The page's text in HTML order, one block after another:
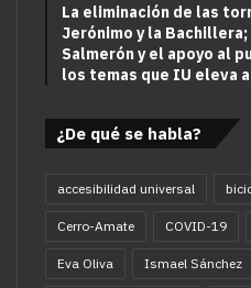
La eliminación de las
Jerónimo y la
Salmerón y el apoyo al
los temas que IU eleva
¿De qué se habla?
accesibilidad universal
Cerro-Amate COVID-19
Eva Oliva Ismael Sánchez